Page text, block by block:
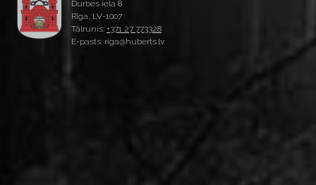
Durbes iela 8
Rīga, LV-1007
Tālrunis: +371 27 773328
E-pasts: riga@huberts.lv